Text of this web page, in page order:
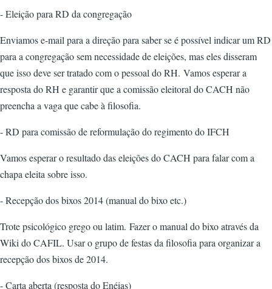
- Eleição para RD da congregação
Enviamos e-mail para a direção para saber se é possível indicar um RD
para a congregação sem necessidade de eleições, mas eles disseram
que isso deve ser tratado com o pessoal do RH. Vamos esperar a
resposta do RH e garantir que a comissão eleitoral do CACH não
preencha a vaga que cabe à filosofia.
- RD para comissão de reformulação do regimento do IFCH
Vamos esperar o resultado das eleições do CACH para falar com a
chapa eleita sobre isso.
- Recepção dos bixos 2014 (manual do bixo etc.)
Trote psicológico grego ou latim. Fazer o manual do bixo através da
Wiki do CAFIL. Usar o grupo de festas da filosofia para organizar a
recepção dos bixos de 2014.
- Carta aberta (resposta do Enéias)